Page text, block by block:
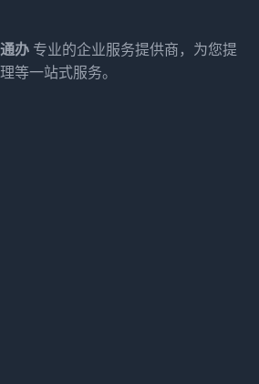
办 专业的企业服务提供商，为您提
等一站式服务。